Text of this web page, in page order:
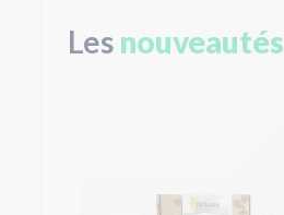
Les nouveautés